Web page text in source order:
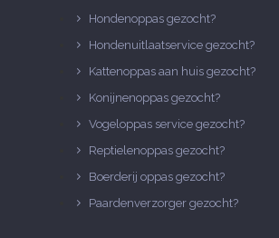
Hondenoppas gezocht?
Hondenuitlaatservice gezocht?
Kattenoppas aan huis gezocht?
Konijnenoppas gezocht?
Vogeloppas service gezocht?
Reptielenoppas gezocht?
Boerderij oppas gezocht?
Paardenverzorger gezocht?